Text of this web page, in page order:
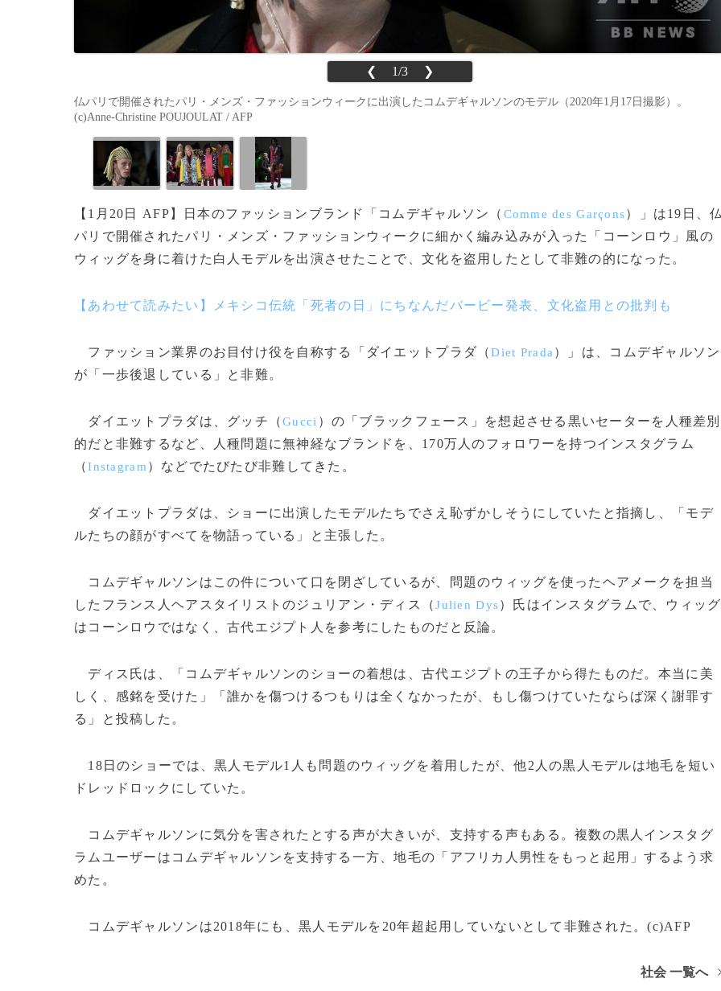
❮ 1/3 ❯
仏パリで開催されたパリ・メンズ・ファッションウィークに出演したコムデギャルソンのモデル（2020年1月17日撮影）。
(c)Anne-Christine POUJOULAT / AFP
【1月20日 AFP】日本のファッションブランド「コムデギャルソン（ Comme des Garçons）」は19日、
パリで開催されたパリ・メンズ・ファッションウィークに細かく編み込みが入った「コーンロウ」風の
ウィッグを身に着けた白人モデルを出演させたことで、文化を盗用したとして非難の的になった。
【あわせて読みたい】メキシコ伝統「死者の日」にちなんだバービー発表、文化盗用との批判も
ファッション業界のお目付け役を自称する「ダイエットプラダ（Diet Prada ）」は、コムデギャルソン
が「一歩後退している」と非難。
ダイエットプラダは、グッチ（Gucci ）の「ブラックフェース」を想起させる黒いセーターを人種差別
的だと非難するなど、人種問題に無神経なブランドを、170万人のフォロワーを持つインスタグラム
（Instagram ）などでたびたび非難してきた。
ダイエットプラダは、ショーに出演したモデルたちでさえ恥ずかしそうにしていたと指摘し、「モデ
ルたちの顔がすべてを物語っている」と主張した。
コムデギャルソンはこの件について口を閉ざしているが、問題のウィッグを使ったヘアメークを担当
したフランス人ヘアスタイリストのジュリアン・ディス（Julien Dys）氏はインスタグラムで、ウィッグ
はコーンロウではなく、古代エジプト人を参考にしたものだと反論。
ディス氏は、「コムデギャルソンのショーの着想は、古代エジプトの王子から得たものだ。本当に美
しく、感銘を受けた」「誰かを傷つけるつもりは全くなかったが、もし傷つけていたならば深く謝罪す
る」と投稿した。
18日のショーでは、黒人モデル1人も問題のウィッグを着用したが、他2人の黒人モデルは地毛を短い
ドレッドロックにしていた。
コムデギャルソンに気分を害されたとする声が大きいが、支持する声もある。複数の黒人インスタグ
ラムユーザーはコムデギャルソンを支持する一方、地毛の「アフリカ人男性をもっと起用」するよう求
めた。
コムデギャルソンは2018年にも、黒人モデルを20年超起用していないとして非難された。(c)AFP
社会 一覧へ